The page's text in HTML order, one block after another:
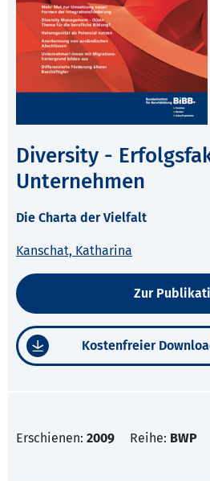
Diversity -
Unternehmen
Die Charta der Vielfalt
Kanschat, Katharina
Zur
Kostenfreier
Erschienen: 2009 Reihe: BWP